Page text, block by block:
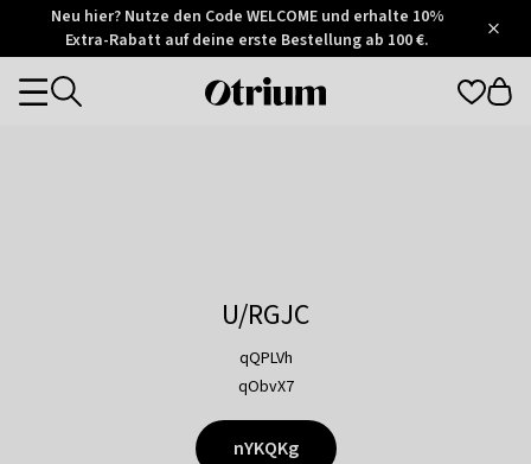
Otrium
Trustpilot
Neu hier? Nutze den Code WELCOME und erhalte 10%
Extra-Rabatt auf deine erste Bestellung ab 100 €.
Otrium
Categories
U/RGJC
qQPLVh
qObvX7
nYKQKg